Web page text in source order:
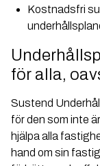
Kostnadsfri
för alla,
Sustend
för den som inte
hjälpa alla
hand om sin